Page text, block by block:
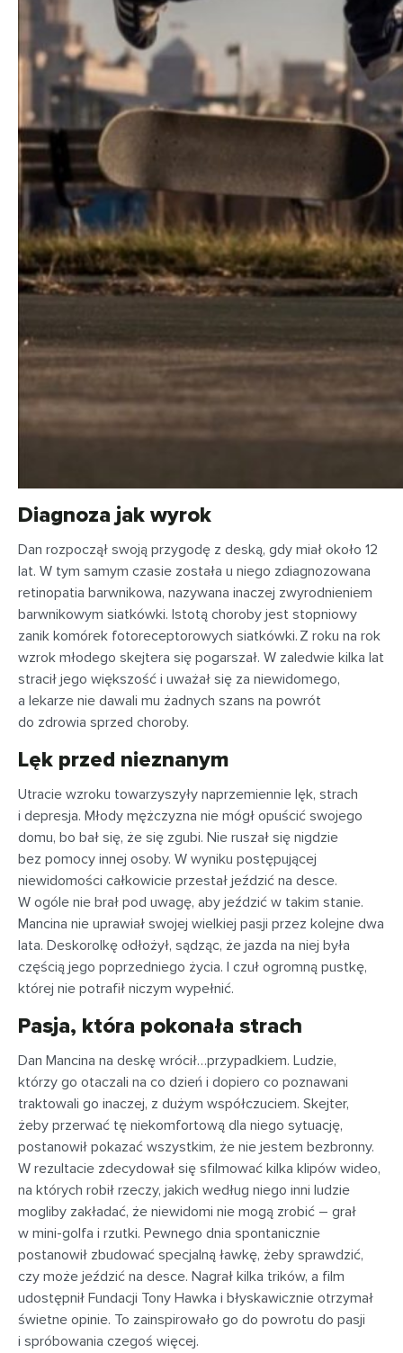
Diagnoza jak wyrok
Dan rozpoczął swoją przygodę z deską, gdy miał około 12
lat. W tym samym czasie została u niego zdiagnozowana
retinopatia barwnikowa, nazywana inaczej zwyrodnieniem
barwnikowym siatkówki. Istotą choroby jest stopniowy
zanik komórek fotoreceptorowych siatkówki. Z roku na rok
wzrok młodego skejtera się pogarszał. W zaledwie kilka lat
stracił jego większość i uważał się za niewidomego,
a lekarze nie dawali mu żadnych szans na powrót
do zdrowia sprzed choroby.
Lęk przed nieznanym
Utracie wzroku towarzyszyły naprzemiennie lęk, strach
i depresja. Młody mężczyzna nie mógł opuścić swojego
domu, bo bał się, że się zgubi. Nie ruszał się nigdzie
bez pomocy innej osoby. W wyniku postępującej
niewidomości całkowicie przestał jeździć na desce.
W ogóle nie brał pod uwagę, aby jeździć w takim stanie.
Mancina nie uprawiał swojej wielkiej pasji przez kolejne dwa
lata. Deskorolkę odłożył, sądząc, że jazda na niej była
częścią jego poprzedniego życia. I czuł ogromną pustkę,
której nie potrafił niczym wypełnić.
Pasja, która pokonała strach
Dan Mancina na deskę wrócił…przypadkiem. Ludzie,
którzy go otaczali na co dzień i dopiero co poznawani
traktowali go inaczej, z dużym współczuciem. Skejter,
żeby przerwać tę niekomfortową dla niego sytuację,
postanowił pokazać wszystkim, że nie jestem bezbronny.
W rezultacie zdecydował się sfilmować kilka klipów wideo,
na których robił rzeczy, jakich według niego inni ludzie
mogliby zakładać, że niewidomi nie mogą zrobić – grał
w mini-golfa i rzutki. Pewnego dnia spontanicznie
postanowił zbudować specjalną ławkę, żeby sprawdzić,
czy może jeździć na desce. Nagrał kilka trików, a film
udostępnił Fundacji Tony Hawka i błyskawicznie otrzymał
świetne opinie. To zainspirowało go do powrotu do pasji
i spróbowania czegoś więcej.